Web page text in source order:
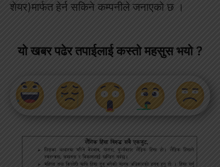
शेयर)मार्फत हेर्न सकिने कम्पनीले जनाएको छ ।
यो खबर पढेर तपाईलाई कस्तो महसुस भयो ?